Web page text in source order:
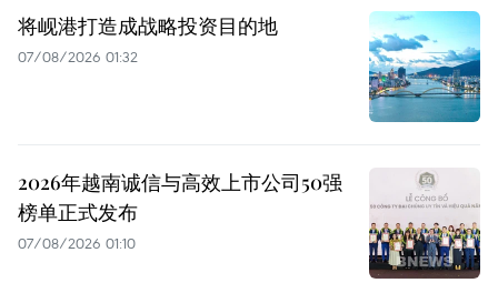
将岘港打造成战略投资目的地
07/08/2026 01:32
2026年越南诚信与高效上市公司50强
榜单正式发布
07/08/2026 01:10